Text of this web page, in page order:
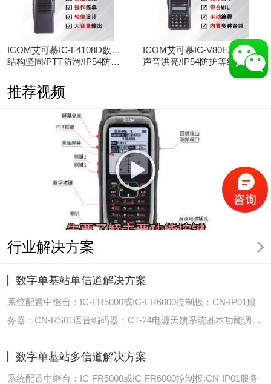
ICOM艾可慕IC-F4108D数字
对讲机
结构坚固/PTT防滑/IP54防护/
ICOM艾可慕IC-V80E/IC-
U80E手持对讲机（停产）
声音洪亮/IP54防护等级/手动
推荐视频
行业解决方案
数字单基站单信道解决方案
系统配置中继台：IC-FR5000或IC-FR6000控制板：CN-IP01服
务器：CN-RS01语音编码器：CT-24电源天馈系统基本功能调度
位/室内定位艾可慕数字电台具备GPS数据上传功能。而GPS定
位功能是艾可慕数字系统的标
数字单基站多信道解决方案
系统配置中继台：IC-FR5000或IC-FR6000控制板:CN-IP01服务